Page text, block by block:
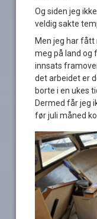
Og siden jeg
veldig sakte
Men jeg har
meg på land og
innsats
det arbeidet er
borte i en ukes
Dermed får jeg
før juli måned